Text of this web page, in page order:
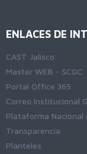
ENLACES DE
CAST Jalisco
Master WEB - SCGC
Portal Office 365
Correo Institucional
Plataforma Nacional
Transparencia
Planteles